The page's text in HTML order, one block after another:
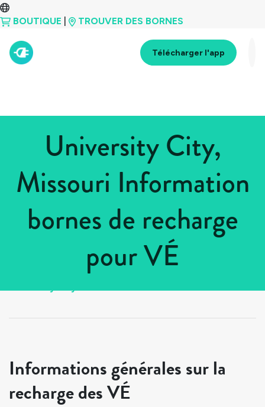
BOUTIQUE TROUVER DES BORNES
Télécharger l'app
University City,
Missouri Information
bornes de recharge
pour VÉ
États-Unis
Informations générales sur la
recharge des VÉ